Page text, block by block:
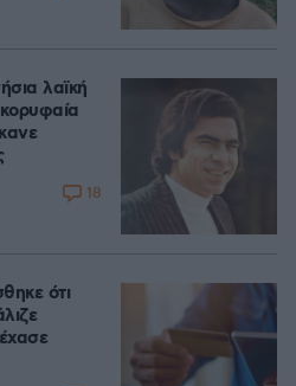
λαϊκή
18
ότι